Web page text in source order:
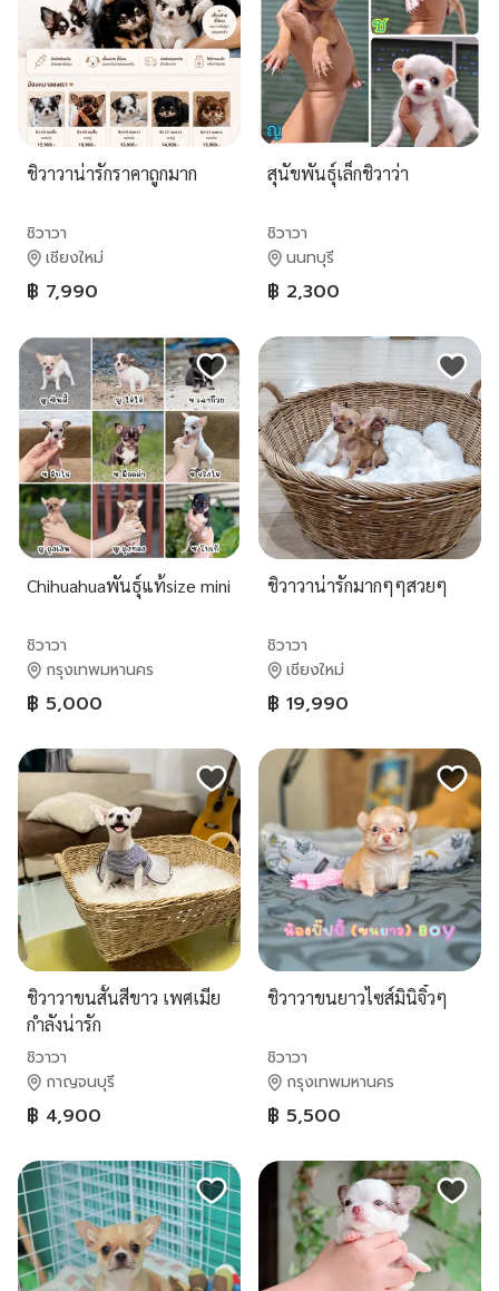
ชิวาวาน่ารักราคาถูกมาก
ชิวาวา
เชียงใหม่
฿ 7,990
สุนัขพันธุ์เล็กชิวาว่า
ชิวาวา
นนทบุรี
฿ 2,300
Chihuahuaพันธุ์แท้size mini
ชิวาวา
กรุงเทพมหานคร
฿ 5,000
ชิวาวาน่ารักมากๆๆสวยๆ
ชิวาวา
เชียงใหม่
฿ 19,990
ชิวาวาขนสั้นสีขาว เพศเมีย
กำลังน่ารัก
ชิวาวา
กาญจนบุรี
฿ 4,900
ชิวาวาขนยาวไซส์มินิจิ๋วๆ
ชิวาวา
กรุงเทพมหานคร
฿ 5,500